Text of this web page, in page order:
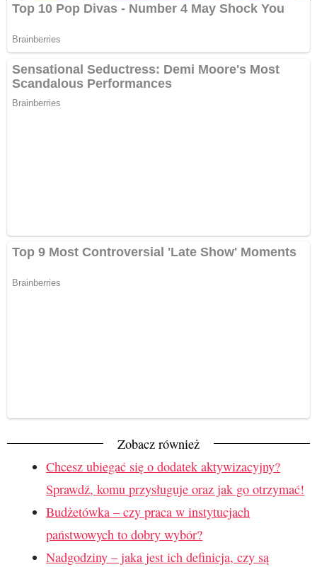
Zobacz również
Chcesz ubiegać się o dodatek aktywizacyjny?
Sprawdź, komu przysługuje oraz jak go otrzymać!
Budżetówka – czy praca w instytucjach
państwowych to dobry wybór?
Nadgodziny – jaka jest ich definicja, czy są